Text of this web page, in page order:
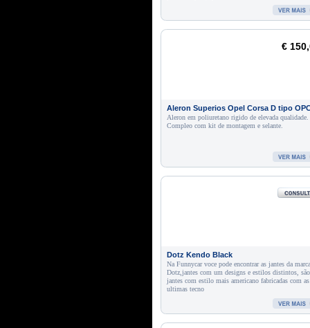
€
Aleron Superios Opel Corsa D tipo
Aleron em poliuretano rigido de elevada qualidade.
Compleo com kit de montagem e selante.
Dotz Kendo Black
Na Funnycar voce pode encontrar as jantes da marca
Dotz,jantes com um designs e estilos distintos,
jantes com estilo mais americano fabricadas com as
ultimas tecno